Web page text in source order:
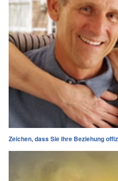
Zeichen, dass Sie Ihre Beziehung